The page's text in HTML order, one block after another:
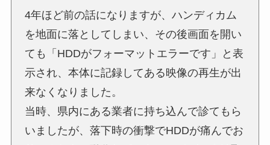
4年ほど前の話になりますが、ハンディカム
を地面に落としてしまい、その後画面を開い
ても「HDDがフォーマットエラーです」と表
示され、本体に記録してある映像の再生が出
来なくなりました。
当時、県内にある業者に持ち込んで診てもら
いましたが、落下時の衝撃でHDDが痛んでお